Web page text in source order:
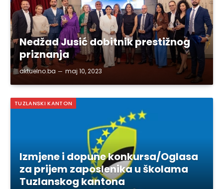
Nedžad Jusić dobitnik prestižnog
priznanja
aktuelno.ba maj 10, 2023
TUZLANSKI KANTON
Izmjene i dopune konkursa/Oglasa
za prijem zaposlenika u školama
Tuzlanskog kantona